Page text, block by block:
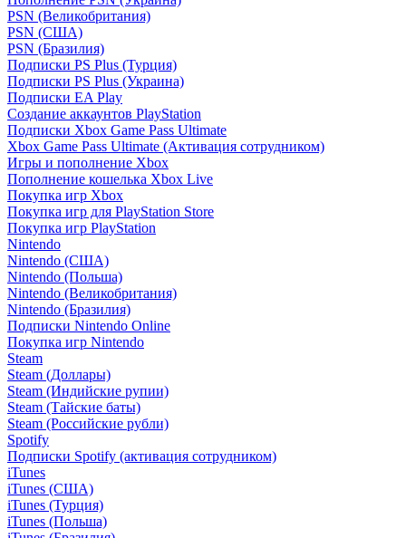
PSN (Великобритания)
PSN (США)
PSN (Бразилия)
Подписки PS Plus (Турция)
Подписки PS Plus (Украина)
Подписки EA Play
Создание аккаунтов PlayStation
Подписки Xbox Game Pass Ultimate
Xbox Game Pass Ultimate (Активация сотрудником)
Игры и пополнение Xbox
Пополнение кошелька Xbox Live
Покупка игр Xbox
Покупка игр для PlayStation Store
Покупка игр PlayStation
Nintendo
Nintendo (США)
Nintendo (Польша)
Nintendo (Великобритания)
Nintendo (Бразилия)
Подписки Nintendo Online
Покупка игр Nintendo
Steam
Steam (Доллары)
Steam (Индийские рупии)
Steam (Тайские баты)
Steam (Российские рубли)
Spotify
Подписки Spotify (активация сотрудником)
iTunes
iTunes (США)
iTunes (Турция)
iTunes (Польша)